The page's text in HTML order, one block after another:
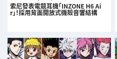
索尼發表電競耳機「INZONE H6 Ai
r」！採用背面開放式機殼音響結構